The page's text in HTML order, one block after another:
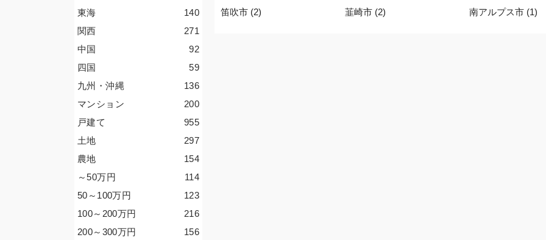
笛吹市 (2) 韮崎市 (2) 南アルプス市 (1)
140
東海
271
関西
92
中国
59
四国
136
九州・沖縄
200
マンション
955
戸建て
297
土地
154
農地
114
～50万円
123
50～100万円
216
100～200万円
156
200～300万円